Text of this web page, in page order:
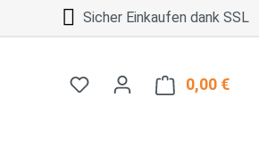
Sicher Einkaufen dank SSL
0,00 €